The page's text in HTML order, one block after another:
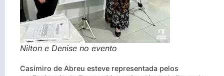
Nilton e Denise no evento
Casimiro de Abreu esteve representada pelos